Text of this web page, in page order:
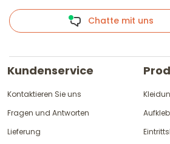
Chatte mit uns
Kundenservice
Kontaktieren Sie uns
Fragen und Antworten
Lieferung